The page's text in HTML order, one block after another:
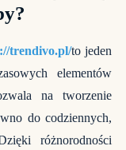
trendivo.pl/to jeden
elementów
na tworzenie
do codziennych,
różnorodności